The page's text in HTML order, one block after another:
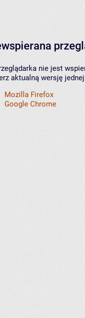
nie jest
aktualną wersję
Mozilla Firefox
Google Chrome